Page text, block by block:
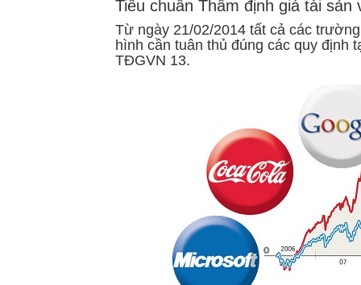
Tiêu chuẩn Thẩm định giá tài sản
Từ ngày 21/02/2014 tất cả các
hình cần tuân thủ đúng các quy định
TĐGVN 13.